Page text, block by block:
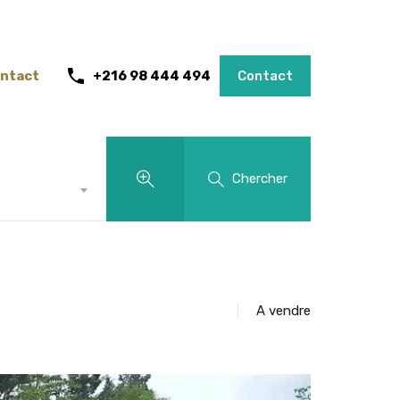
+216 98 444 494 Contact
Chercher
A vendre